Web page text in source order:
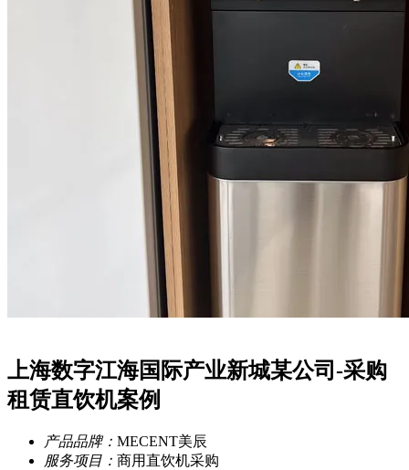
上海数字江海国际产业新城某公司-采购
租赁直饮机案例
产品品牌： MECENT美辰
服务项目： 商用直饮机采购